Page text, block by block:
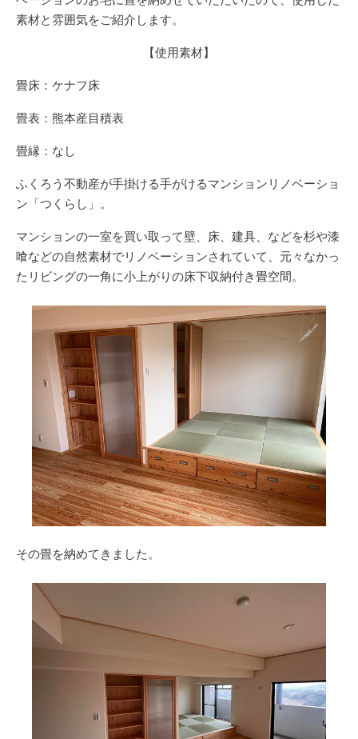
素材と雰囲気をご紹介します。
【使用素材】
畳床：ケナフ床
畳表：熊本産目積表
畳縁：なし
ふくろう不動産が手掛ける手がけるマンションリノベーショ
ン「つくらし」。
マンションの一室を買い取って壁、床、建具、などを杉や漆
喰などの自然素材でリノベーションされていて、元々なかっ
たリビングの一角に小上がりの床下収納付き畳空間。
その畳を納めてきました。